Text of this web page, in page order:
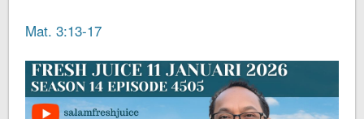
Mat. 3:13-17